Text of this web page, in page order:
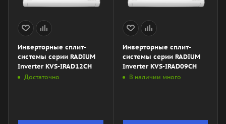
Инверторные сплит-
системы серии RADIUM
Inverter KVS-IRAD12CH
Достаточно
Инверторные сплит-
системы серии RADIUM
Inverter KVS-IRAD09CH
В наличии много